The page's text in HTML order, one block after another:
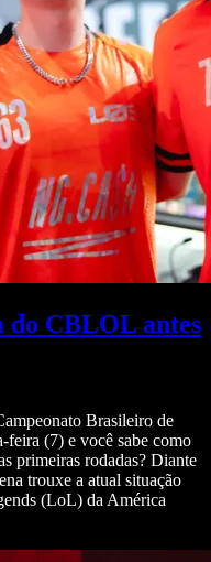
do CBLOL antes
Brasileiro de
feira (7) e você sabe como
primeiras rodadas? Diante
trouxe a atual situação
(LoL) da América